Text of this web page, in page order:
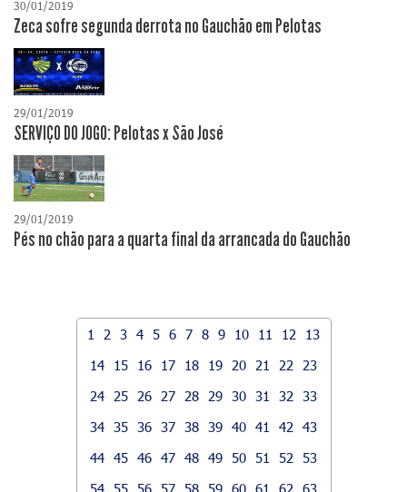
30/01/2019
Zeca sofre segunda derrota no Gauchão em Pelotas
29/01/2019
SERVIÇO DO JOGO: Pelotas x São José
29/01/2019
Pés no chão para a quarta final da arrancada do Gauchão
1 2 3 4 5 6 7 8 9 10 11 12
13
14
15 16 17 18 19 20 21 22
23
24
25 26 27 28 29 30 31 32
33
34 35 36 37 38 39 40 41 42
43
44 45 46 47 48 49 50 51 52
53
54 55 56 57 58 59 60 61 62
63